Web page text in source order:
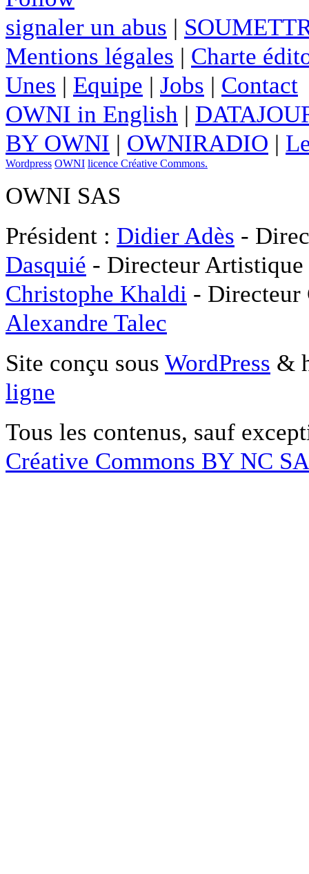
signaler un abus |
Mentions légales | Charte
Unes | Equipe | Jobs | Contact
OWNI in English |
BY OWNI | OWNIRADIO |
Wordpress OWNI licence Créative Commons.
OWNI SAS
Président : Didier Adès -
Dasquié - Directeur
Christophe Khaldi -
Alexandre Talec
Site conçu sous WordPress &
ligne
Tous les contenus, sauf
Créative Commons BY NC SA